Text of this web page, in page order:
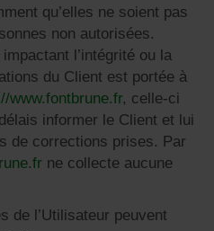
qu’elles ne soient pas
non autorisées.
l’intégrité ou la
du Client est portée à
www.fontbrune.fr, celle-ci
informer le Client et lui
de corrections prises. Par
ne collecte aucune
de l’Utilisateur peuvent